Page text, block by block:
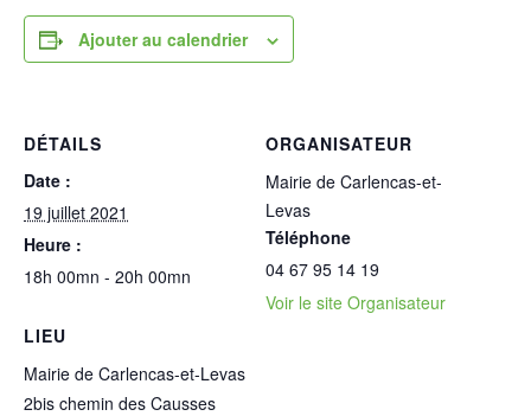
Ajouter au calendrier
DÉTAILS
Date :
19 juillet 2021
Heure :
18h 00mn - 20h 00mn
LIEU
Mairie de Carlencas-et-Levas
2bis chemin des Causses
ORGANISATEUR
Mairie de Carlencas-et-
Levas
Téléphone
04 67 95 14 19
Voir le site Organisateur